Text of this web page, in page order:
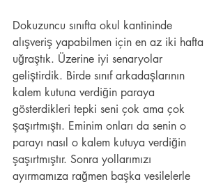
Dokuzuncu sınıfta okul kantininde
alışveriş yapabilmen için en az iki hafta
uğraştık. Üzerine iyi senaryolar
geliştirdik. Birde sınıf arkadaşlarının
kalem kutuna verdiğin paraya
gösterdikleri tepki seni çok ama çok
şaşırtmıştı. Eminim onları da senin o
parayı nasıl o kalem kutuya verdiğin
şaşırtmıştır. Sonra yollarımızı
ayırmamıza rağmen başka vesilelerle